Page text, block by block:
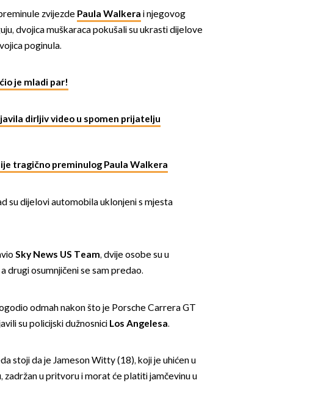
zvijezde Paula Walkera i njegovog
dvojica muškaraca pokušali su ukrasti dijelove
poginula.
je mladi par!
dirljiv video u spomen prijatelju
tragično preminulog Paula Walkera
su dijelovi automobila uklonjeni s mjesta
Sky News US Team, dvije osobe su u
drugi osumnjičeni se sam predao.
odmah nakon što je Porsche Carrera GT
su policijski dužnosnici Los Angelesa.
stoji da je Jameson Witty (18), koji je uhićen u
zadržan u pritvoru i morat će platiti jamčevinu u